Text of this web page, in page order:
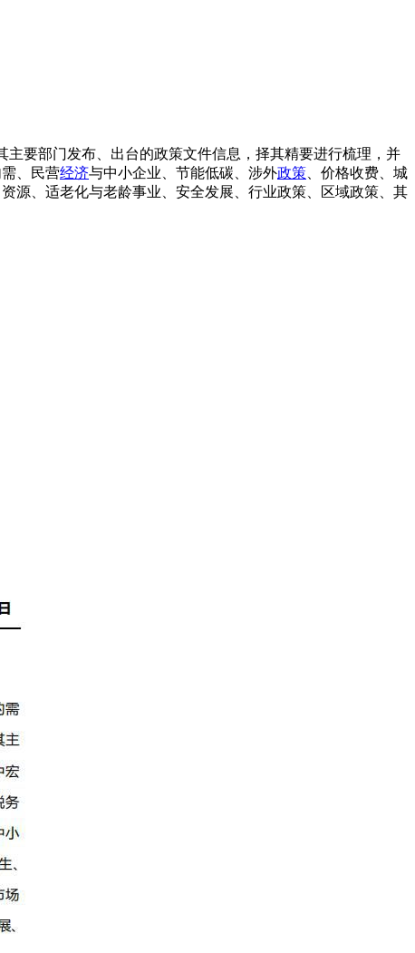
要部门发布、出台的政策文件信息，择其精要进行梳理，并
、民营经济与中小企业、节能低碳、涉外政策 、价格收费、城
源、适老化与老龄事业、安全发展、行业政策、区域政策、其